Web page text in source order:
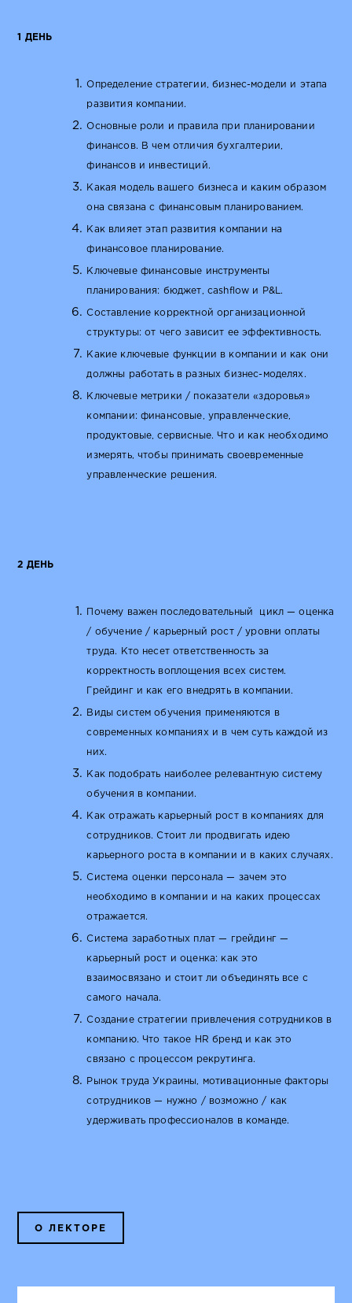
1 ДЕНЬ
Определение стратегии, бизнес-модели и этапа
развития компании.
Основные роли и правила при планировании
финансов. В чем отличия бухгалтерии,
финансов и инвестиций.
Какая модель вашего бизнеса и каким образом
она связана с финансовым планированием.
Как влияет этап развития компании на
финансовое планирование.
Ключевые финансовые инструменты
планирования: бюджет, cashflow и P&L.
Составление корректной организационной
структуры: от чего зависит ее эффективность.
Какие ключевые функции в компании и как они
должны работать в разных бизнес-моделях.
Ключевые метрики / показатели «здоровья»
компании: финансовые, управленческие,
продуктовые, сервисные. Что и как необходимо
измерять, чтобы принимать своевременные
управленческие решения.
2 ДЕНЬ
Почему важен последовательный цикл — оценка
/ обучение / карьерный рост / уровни оплаты
труда. Кто несет ответственность за
корректность воплощения всех систем.
Грейдинг и как его внедрять в компании.
Виды систем обучения применяются в
современных компаниях и в чем суть каждой из
них.
Как подобрать наиболее релевантную систему
обучения в компании.
Как отражать карьерный рост в компаниях для
сотрудников. Стоит ли продвигать идею
карьерного роста в компании и в каких случаях.
Система оценки персонала — зачем это
необходимо в компании и на каких процессах
отражается.
Система заработных плат — грейдинг —
карьерный рост и оценка: как это
взаимосвязано и стоит ли объединять все с
самого начала.
Создание стратегии привлечения сотрудников в
компанию. Что такое HR бренд и как это
связано с процессом рекрутинга.
Рынок труда Украины, мотивационные факторы
сотрудников — нужно / возможно / как
удерживать профессионалов в команде.
О ЛЕКТОРЕ